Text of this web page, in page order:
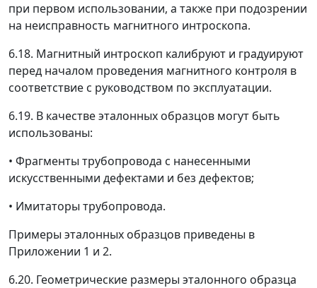
при первом использовании, а также при подозрении
на неисправность магнитного интроскопа.
6.18. Магнитный интроскоп калибруют и градуируют
перед началом проведения магнитного контроля в
соответствие с руководством по эксплуатации.
6.19. В качестве эталонных образцов могут быть
использованы:
• Фрагменты трубопровода с нанесенными
искусственными дефектами и без дефектов;
• Имитаторы трубопровода.
Примеры эталонных образцов приведены в
Приложении 1 и 2.
6.20. Геометрические размеры эталонного образца